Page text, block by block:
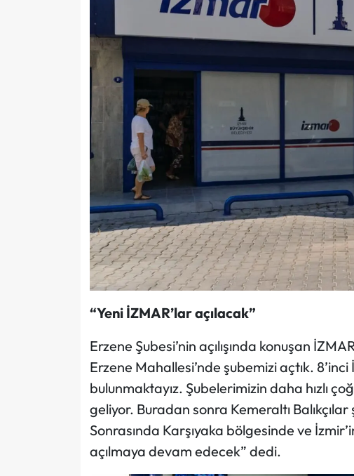
“Yeni İZMAR’lar açılacak”
Erzene Şubesi’nin açılışında konuşan
Erzene Mahallesi’nde şubemizi açtık.
bulunmaktayız. Şubelerimizin daha hızlı
geliyor. Buradan sonra Kemeraltı Balıkçılar
Sonrasında Karşıyaka bölgesinde ve
açılmaya devam edecek” dedi.